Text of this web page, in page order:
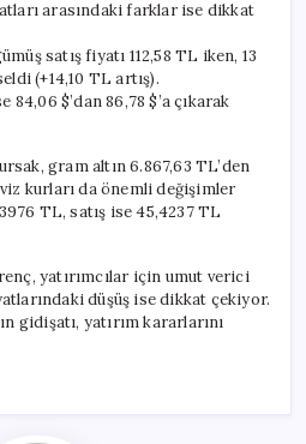
arasındaki farklar ise dikkat
satış fiyatı 112,58 TL iken, 13
(+14,10 TL artış).
84,06 $’dan 86,78 $’a çıkarak
gram altın 6.867,63 TL’den
kurları da önemli değişimler
TL, satış ise 45,4237 TL
yatırımcılar için umut verici
düşüş ise dikkat çekiyor.
gidişatı, yatırım kararlarını